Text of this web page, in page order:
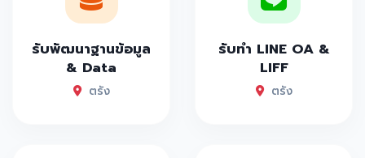
รับพัฒนาฐานข้อมูล
& Data
ตรัง
รับทำ LINE OA &
LIFF
ตรัง